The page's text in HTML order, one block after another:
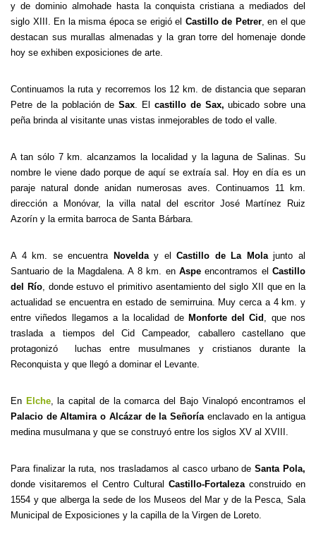
y de dominio almohade hasta la conquista cristiana a mediados del
siglo XIII. En la misma época se erigió el Castillo de Petrer, en el que
destacan sus murallas almenadas y la gran torre del homenaje donde
hoy se exhiben exposiciones de arte.
Continuamos la ruta y recorremos los 12 km. de distancia que separan
Petre de la población deSax. El castillo de Sax, ubicado sobre una
peña brinda al visitante unas vistas inmejorables de todo el valle.
A tan sólo 7 km. alcanzamos la localidad y la laguna de Salinas. Su
nombre le viene dado porque de aquí se extraía sal. Hoy en día es un
paraje natural donde anidan numerosas aves. Continuamos 11 km.
dirección a Monóvar, la villa natal del escritor José Martínez Ruiz
Azorín y la ermita barroca de Santa Bárbara.
A 4 km. se encuentra Novelday elCastillo de La Molajunto al
Santuario de la Magdalena. A 8 km. en Aspeencontramos elCastillo
del Río, donde estuvo el primitivo asentamiento del siglo XII que en la
actualidad se encuentra en estado de semirruina. Muy cerca a 4 km. y
entre viñedos llegamos a la localidad de Monforte del Cid , que nos
traslada a tiempos del Cid Campeador, caballero castellano que
protagonizó luchas entre musulmanes y cristianos durante la
Reconquista y que llegó a dominar el Levante.
En Elche, la capital de la comarca del Bajo Vinalopó encontramos el
Palacio de Altamira o Alcázar de la Señoríaenclavado en la antigua
medina musulmana y que se construyó entre los siglos XV al XVIII.
Para finalizar la ruta, nos trasladamos al casco urbano deSanta Pola,
donde visitaremos el Centro Cultural Castillo-Fortalezaconstruido en
1554 y que alberga la sede de los Museos del Mar y de la Pesca, Sala
Municipal de Exposiciones y la capilla de la Virgen de Loreto.